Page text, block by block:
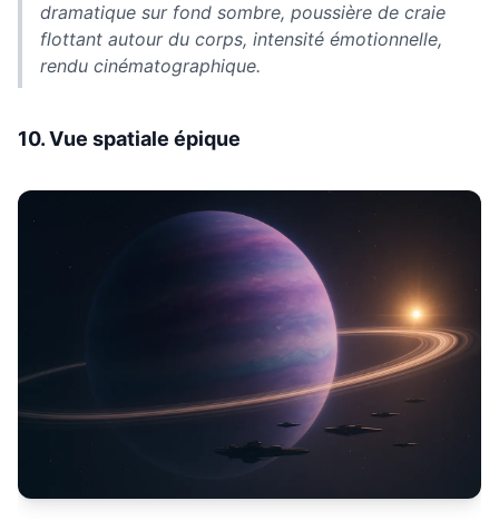
dramatique sur fond sombre, poussière de craie
flottant autour du corps, intensité émotionnelle,
rendu cinématographique.
10. Vue spatiale épique